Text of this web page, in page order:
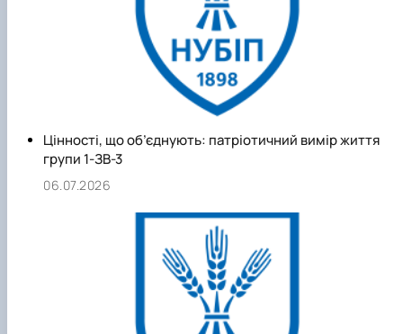
механізмами раціонального використання та охорони
земель і вміти застосовувати інструменти для їх
набути навиків ведення моніторингу землекористування.
Цінності, що об’єднують: патріотичний вимір життя
групи 1-ЗВ-3
06.07.2026